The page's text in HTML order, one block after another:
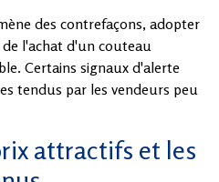
des contrefaçons, adopter
l'achat d'un couteau
Certains signaux d'alerte
tendus par les vendeurs peu
attractifs et les